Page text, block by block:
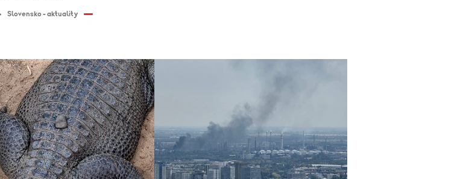
Slovensko - aktuality